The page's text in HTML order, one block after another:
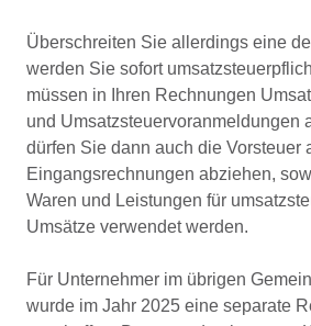
Überschreiten Sie allerdings eine
werden Sie sofort
müssen in Ihren Rechnungen
und Umsatzsteuervoranmeldungen
dürfen Sie dann auch die Vorsteuer
Eingangsrechnungen abziehen,
Waren und Leistungen für
Umsätze verwendet werden.
Für Unternehmer im übrigen
wurde im Jahr 2025 eine separate